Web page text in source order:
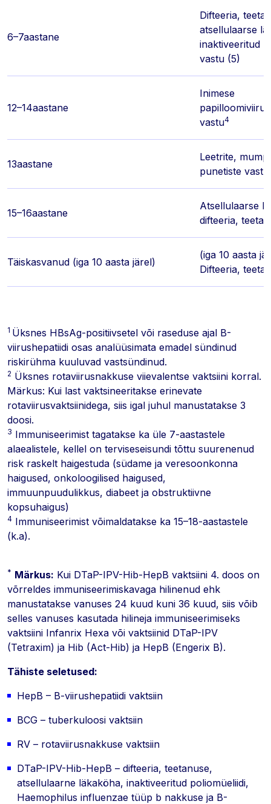
6–7aastane
Difteeria,
atsellulaarse
inaktiveeritud
vastu (5)
12–14aastane
Inimese
vastu4
13aastane
Leetrite,
punetiste
15–16aastane
Atsellulaarse
difteeria,
Täiskasvanud (iga 10 aasta järel)
(iga 10 aasta
Difteeria,
1 Üksnes HBsAg-positiivsetel või raseduse ajal B-
viirushepatiidi osas analüüsimata emadel sündinud
riskirühma kuuluvad vastsündinud.
2 Üksnes rotaviirusnakkuse viievalentse vaktsiini korral.
Märkus: Kui last vaktsineeritakse erinevate
rotaviirusvaktsiinidega, siis igal juhul manustatakse 3
doosi.
3 Immuniseerimist tagatakse ka üle 7-aastastele
alaealistele, kellel on terviseseisundi tõttu suurenenud
risk raskelt haigestuda (südame ja veresoonkonna
haigused, onkoloogilised haigused,
immuunpuudulikkus, diabeet ja obstruktiivne
kopsuhaigus)
4 Immuniseerimist võimaldatakse ka 15–18-aastastele
(k.a).
* Märkus: Kui DTaP-IPV-Hib-HepB vaktsiini 4. doos on
võrreldes immuniseerimiskavaga hilinenud ehk
manustatakse vanuses 24 kuud kuni 36 kuud, siis võib
selles vanuses kasutada hilineja immuniseerimiseks
vaktsiini Infanrix Hexa või vaktsiinid DTaP-IPV
(Tetraxim) ja Hib (Act-Hib) ja HepB (Engerix B).
Tähiste seletused:
HepB – B-viirushepatiidi vaktsiin
BCG – tuberkuloosi vaktsiin
RV – rotaviirusnakkuse vaktsiin
DTaP-IPV-Hib-HepB – difteeria, teetanuse,
atsellulaarne läkaköha, inaktiveeritud poliomüeliidi,
Haemophilus influenzae tüüp b nakkuse ja B-